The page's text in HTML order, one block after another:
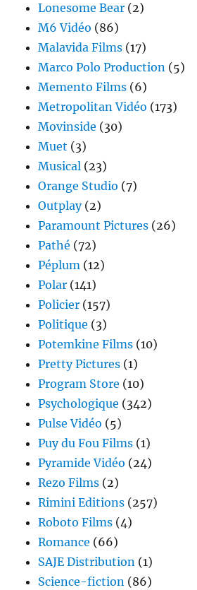
Lonesome Bear (2)
M6 Vidéo (86)
Malavida Films (17)
Marco Polo Production (5)
Memento Films (6)
Metropolitan Vidéo (173)
Movinside (30)
Muet (3)
Musical (23)
Orange Studio (7)
Outplay(2)
Paramount Pictures (26)
Pathé (72)
Péplum (12)
Polar (141)
Policier (157)
Politique (3)
Potemkine Films (10)
Pretty Pictures (1)
Program Store (10)
Psychologique (342)
Pulse Vidéo (5)
Puy du Fou Films (1)
Pyramide Vidéo (24)
Rezo Films (2)
Rimini Editions (257)
Roboto Films (4)
Romance (66)
SAJE Distribution (1)
Science-fiction (86)